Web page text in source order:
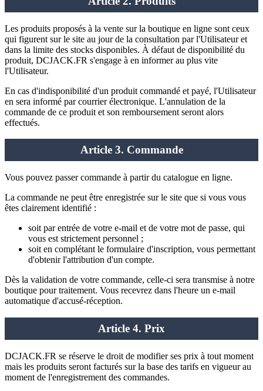
Les produits proposés à la vente sur la boutique en ligne sont ceux
qui figurent sur le site au jour de la consultation par l'Utilisateur et
dans la limite des stocks disponibles. À défaut de disponibilité du
produit, DCJACK.FR s'engage à en informer au plus vite
l'Utilisateur.
En cas d'indisponibilité d'un produit commandé et payé, l'Utilisateur
en sera informé par courrier électronique. L'annulation de la
commande de ce produit et son remboursement seront alors
effectués.
Article 3. Commande
Vous pouvez passer commande à partir du catalogue en ligne.
La commande ne peut être enregistrée sur le site que si vous vous
êtes clairement identifié :
soit par entrée de votre e-mail et de votre mot de passe, qui
vous est strictement personnel ;
soit en complétant le formulaire d'inscription, vous permettant
d'obtenir l'attribution d'un compte.
Dès la validation de votre commande, celle-ci sera transmise à notre
boutique pour traitement. Vous recevrez dans l'heure un e-mail
automatique d'accusé-réception.
Article 4. Prix
DCJACK.FR se réserve le droit de modifier ses prix à tout moment
mais les produits seront facturés sur la base des tarifs en vigueur au
moment de l'enregistrement des commandes.